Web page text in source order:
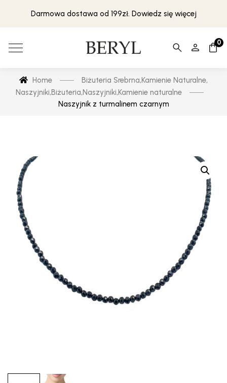
Darmowa dostawa od 199zł. Dowiedz się więcej
0
Home Biżuteria Srebrna,Kamienie Naturalne,
Naszyjniki,Biżuteria,Naszyjniki,Kamienie naturalne
Naszyjnik z turmalinem czarnym